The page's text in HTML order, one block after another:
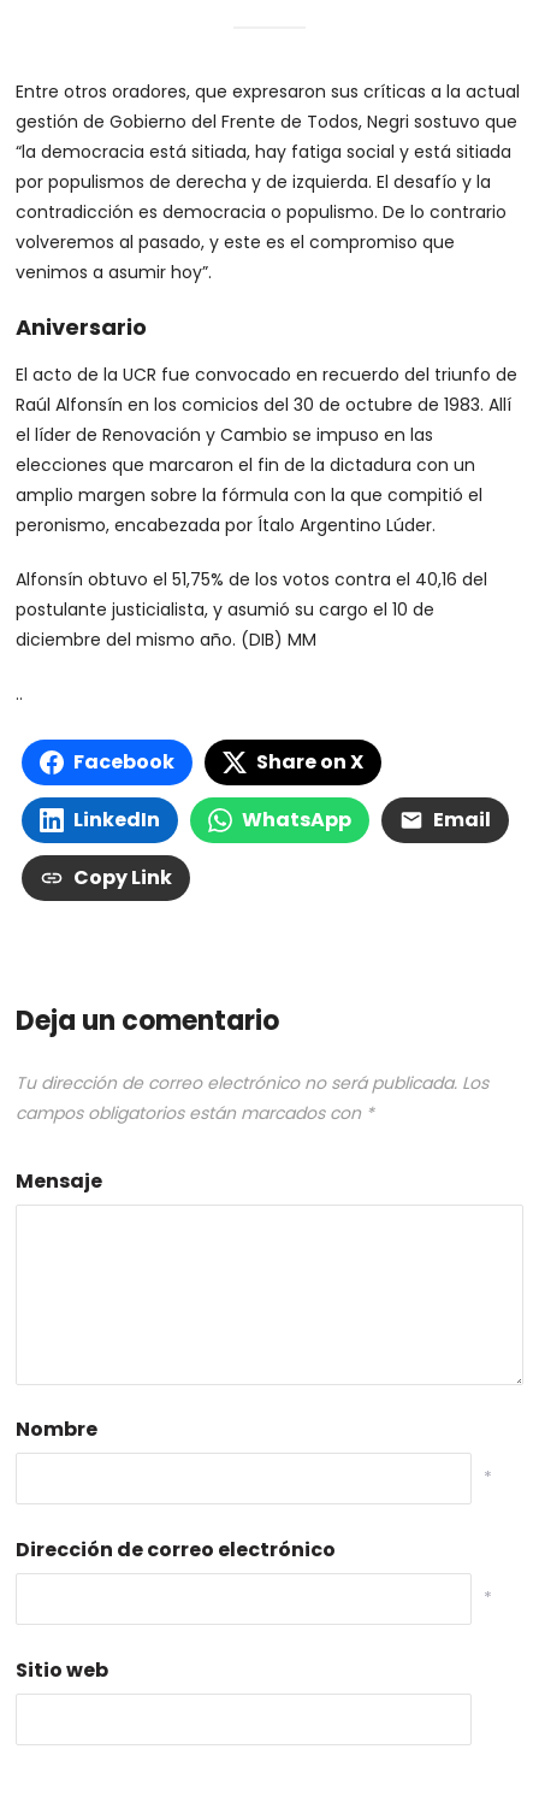
Entre otros oradores, que expresaron sus críticas a la actual
gestión de Gobierno del Frente de Todos, Negri sostuvo que
“la democracia está sitiada, hay fatiga social y está sitiada
por populismos de derecha y de izquierda. El desafío y la
contradicción es democracia o populismo. De lo contrario
volveremos al pasado, y este es el compromiso que
venimos a asumir hoy”.
Aniversario
El acto de la UCR fue convocado en recuerdo del triunfo de
Raúl Alfonsín en los comicios del 30 de octubre de 1983. Allí
el líder de Renovación y Cambio se impuso en las
elecciones que marcaron el fin de la dictadura con un
amplio margen sobre la fórmula con la que compitió el
peronismo, encabezada por Ítalo Argentino Lúder.
Alfonsín obtuvo el 51,75% de los votos contra el 40,16 del
postulante justicialista, y asumió su cargo el 10 de
diciembre del mismo año. (DIB) MM
..
Facebook Share on X
LinkedIn WhatsApp Email
Copy Link
Deja un comentario
Tu dirección de correo electrónico no será publicada. Los
campos obligatorios están marcados con *
Mensaje
Nombre
*
Dirección de correo electrónico
*
Sitio web